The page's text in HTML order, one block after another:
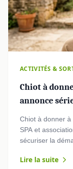
ACTIVITÉS &
Chiot à
annonce
Chiot à donner à
SPA et
sécuriser la
Lire la suite